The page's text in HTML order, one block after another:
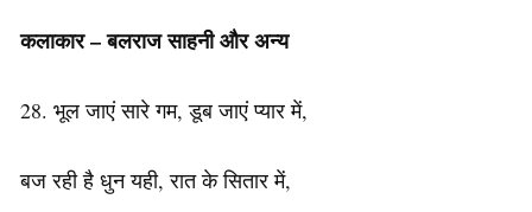
कलाकार – बलराज साहनी और अन्य
28. भूल जाएं सारे गम, डूब जाएं प्यार में,
बज रही है धुन यही, रात के सितार में,